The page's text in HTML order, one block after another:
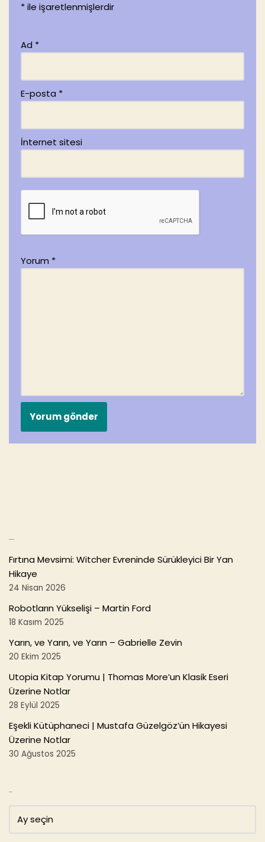
*ile işaretlenmişlerdir
Ad *
E-posta *
İnternet sitesi
Yorum *
Fırtına Mevsimi: Witcher Evreninde Sürükleyici Bir Yan
Hikaye
24 Nisan 2026
Robotların Yükselişi – Martin Ford
18 Kasım 2025
Yarın, ve Yarın, ve Yarın – Gabrielle Zevin
20 Ekim 2025
Utopia Kitap Yorumu | Thomas More’un Klasik Eseri
Üzerine Notlar
28 Eylül 2025
Eşekli Kütüphaneci | Mustafa Güzelgöz’ün Hikayesi
Üzerine Notlar
30 Ağustos 2025